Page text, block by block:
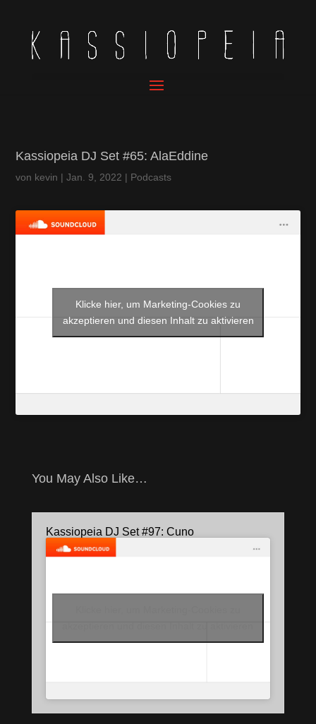
Kassiopeia DJ Set #65: AlaEddine
von kevin |Jan. 9, 2022 | Podcasts
Klicke hier, um Marketing-Cookies zu
akzeptieren und diesen Inhalt zu aktivieren
You May Also Like…
Kassiopeia DJ Set #97: Cuno